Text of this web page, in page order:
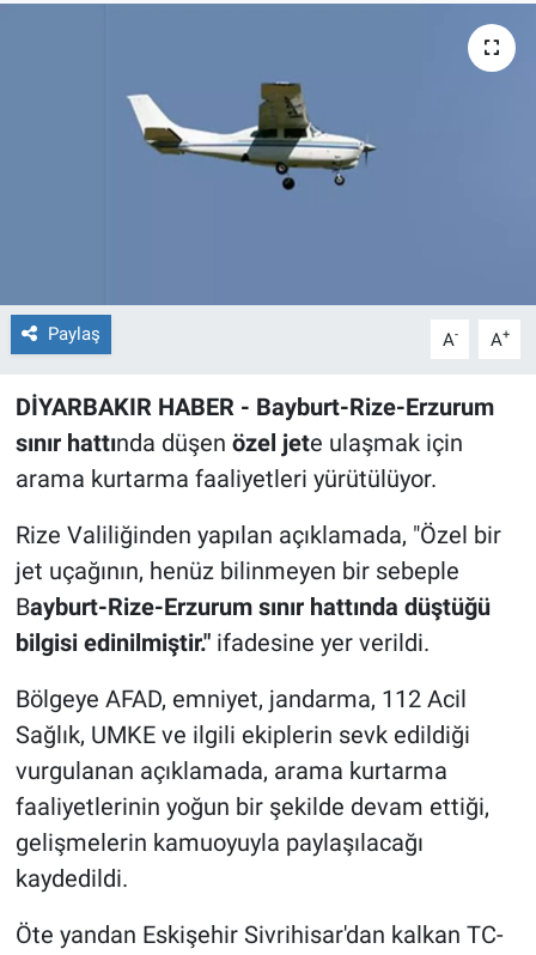
Paylaş A- A+
DİYARBAKIR HABER - Bayburt-Rize-Erzurum
sınır hattında düşen özel jete ulaşmak için
arama kurtarma faaliyetleri yürütülüyor.
Rize Valiliğinden yapılan açıklamada, "Özel bir
jet uçağının, henüz bilinmeyen bir sebeple
Bayburt-Rize-Erzurum sınır hattında düştüğü
bilgisi edinilmiştir." ifadesine yer verildi.
Bölgeye AFAD, emniyet, jandarma, 112 Acil
Sağlık, UMKE ve ilgili ekiplerin sevk edildiği
vurgulanan açıklamada, arama kurtarma
faaliyetlerinin yoğun bir şekilde devam ettiği,
gelişmelerin kamuoyuyla paylaşılacağı
kaydedildi.
Öte yandan Eskişehir Sivrihisar'dan kalkan TC-
ÖZEL HABER
TEKNOLOJİ